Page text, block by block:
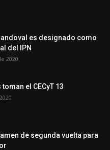
es designado como
del IPN
2020
el CECyT 13
de segunda vuelta para